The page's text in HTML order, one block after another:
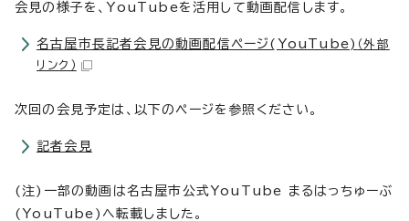
会見の様子を、YouTubeを活用して動画配信します。
名古屋市長記者会見の動画配信ページ(YouTube) （外部
リンク）
次回の会見予定は、以下のページを参照ください。
記者会見
(注)一部の動画は名古屋市公式YouTube まるはっちゅーぶ
(YouTube)へ転載しました。